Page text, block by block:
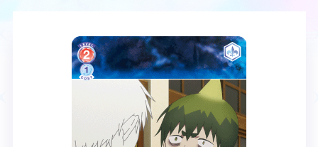
作品タイトル 商品情報
Event Card List
カードリスト
Rule / Q&A Deck Recipe